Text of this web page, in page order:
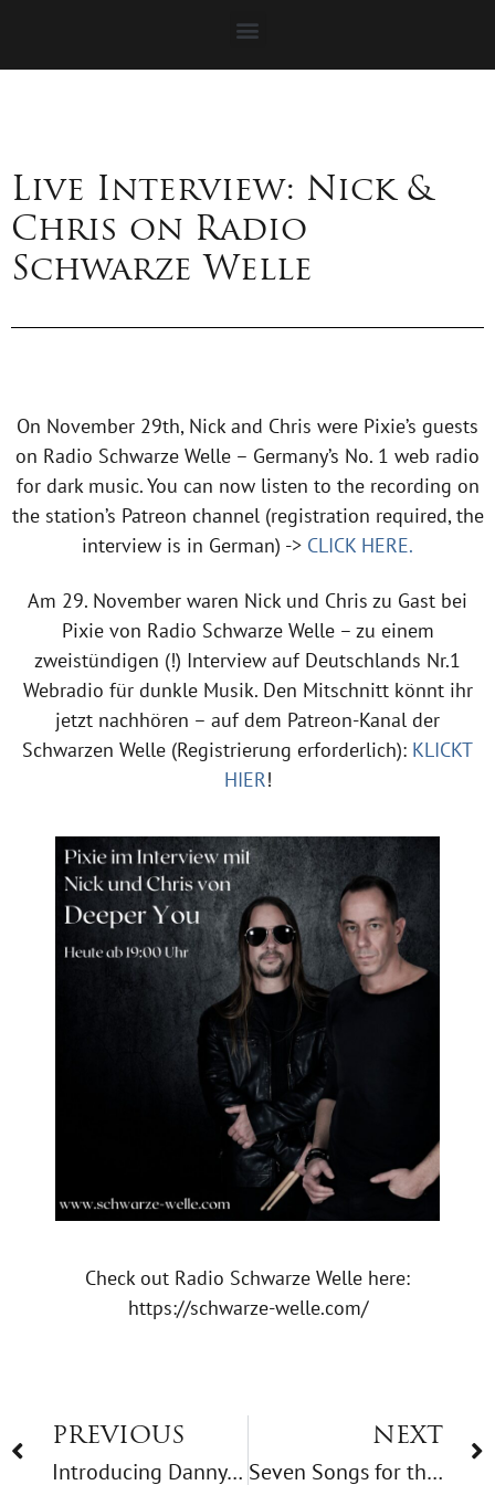
Live Interview: Nick &
Chris on Radio
Schwarze Welle
On November 29th, Nick and Chris were Pixie’s guests
on Radio Schwarze Welle – Germany’s No. 1 web radio
for dark music. You can now listen to the recording on
the station’s Patreon channel (registration required, the
interview is in German) -> CLICK HERE.
Am 29. November waren Nick und Chris zu Gast bei
Pixie von Radio Schwarze Welle – zu einem
zweistündigen (!) Interview auf Deutschlands Nr.1
Webradio für dunkle Musik. Den Mitschnitt könnt ihr
jetzt nachhören – auf dem Patreon-Kanal der
Schwarzen Welle (Registrierung erforderlich): KLICKT
HIER!
Check out Radio Schwarze Welle here:
https://schwarze-welle.com/
PREVIOUS
Introducing Danny Jackiels
NEXT
Seven Songs for the Season: Chris – Winter